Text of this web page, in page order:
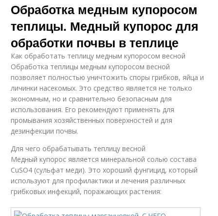
Обработка медным купоросом
теплицы. Медный купорос для
обработки почвы в теплице
Как обработать теплицу медным купоросом весной
Обработка теплицы медным купоросом весной
позволяет полностью уничтожить споры грибков, яйца и
личинки насекомых. Это средство является не только
экономным, но и сравнительно безопасным для
использования. Его рекомендуют применять для
промывания хозяйственных поверхностей и для
дезинфекции почвы.
Для чего обрабатывать теплицу весной
Медный купорос является минеральной солью состава
CuSO4 (сульфат меди). Это хороший фунгицид, который
используют для профилактики и лечения различных
грибковых инфекций, поражающих растения: